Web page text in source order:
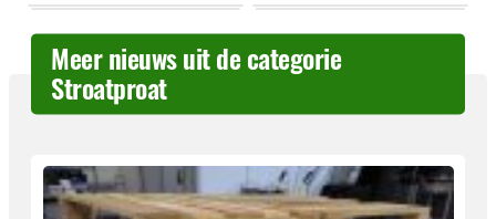
Meer nieuws uit de categorie
Stroatproat